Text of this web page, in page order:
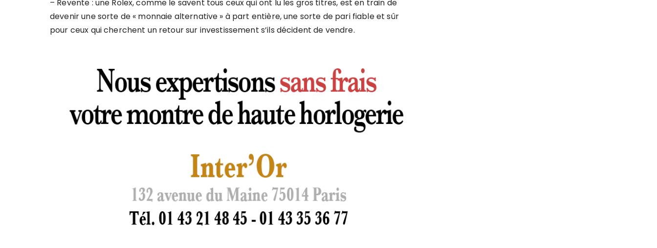
– Revente : une Rolex, comme le savent tous ceux qui ont lu les gros titres, est en train de
devenir une sorte de « monnaie alternative » à part entière, une sorte de pari fiable et sûr
pour ceux qui cherchent un retour sur investissement s’ils décident de vendre.